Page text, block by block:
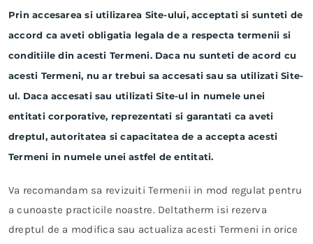
Prin accesarea si utilizarea Site-ului, acceptati si sunteti de
accord ca aveti obligatia legala de a respecta termenii si
conditiile din acesti Termeni. Daca nu sunteti de acord cu
acesti Termeni, nu ar trebui sa accesati sau sa utilizati Site-
ul. Daca accesati sau utilizati Site-ul in numele unei
entitati corporative, reprezentati si garantati ca aveti
dreptul, autoritatea si capacitatea de a accepta acesti
Termeni in numele unei astfel de entitati.
Va recomandam sa revizuiti Termenii in mod regulat pentru
a cunoaste practicile noastre. Deltatherm isi rezerva
dreptul de a modifica sau actualiza acesti Termeni in orice